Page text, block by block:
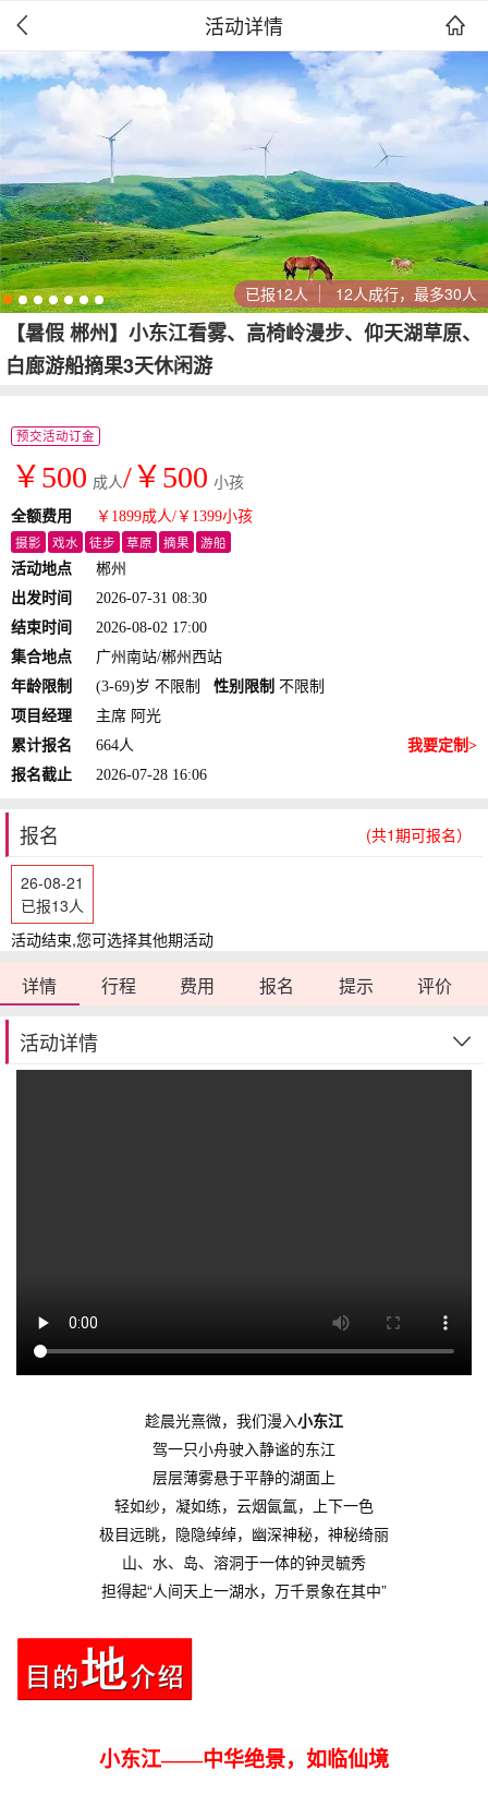
 活动详情 
已报12人 12人成行，最多30人
【暑假 郴州】小东江看雾、高椅岭漫步、仰天湖草原、
白廊游船摘果3天休闲游
预交活动订金
￥500 成人/￥500 小孩
全额费用 ￥1899成人/￥1399小孩
摄影 戏水 徒步 草原 摘果 游船
活动地点
郴州
出发时间
2026-07-31 08:30
结束时间
2026-08-02 17:00
集合地点
广州南站/郴州西站
年龄限制
(3-69)岁 不限制 性别限制 不限制
项目经理
主席 阿光
累计报名
664人
我要定制>
报名截止
2026-07-28 16:06
报名 (共1期可报名）
26-08-21
已报13人
活动结束,您可选择其他期活动
详情 行程 费用 报名 提示 评价
活动详情
趁晨光熹微，我们漫入小东江
驾一只小舟驶入静谧的东江
层层薄雾悬于平静的湖面上
轻如纱，凝如练，云烟氤氲，上下一色
极目远眺，隐隐绰绰，幽深神秘，神秘绮丽
山、水、岛、溶洞于一体的钟灵毓秀
担得起“人间天上一湖水，万千景象在其中”
小东江——中华绝景，如临仙境